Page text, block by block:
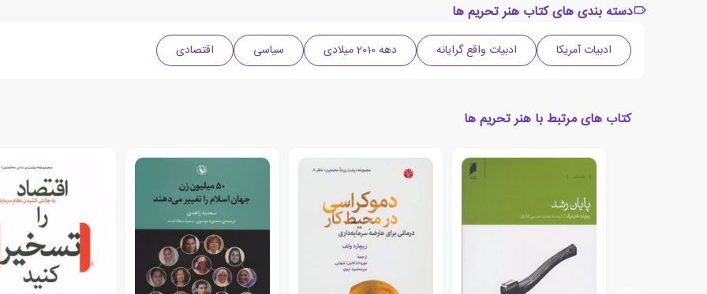
دسته بندی های کتاب هنر تحریم ها
ادبیات آمریکا ادبیات واقع گرایانه دهه 2010 میلادی سیاسی اقتصادی
کتاب های مرتبط با هنر تحریم ها